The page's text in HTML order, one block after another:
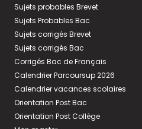
Sujets probables Brevet
Sujets Probables Bac
Sujets corrigés Brevet
Sujets corrigés Bac
Corrigés Bac de Français
Calendrier Parcoursup 2026
Calendrier vacances scolaires
Orientation Post Bac
Orientation Post Collège